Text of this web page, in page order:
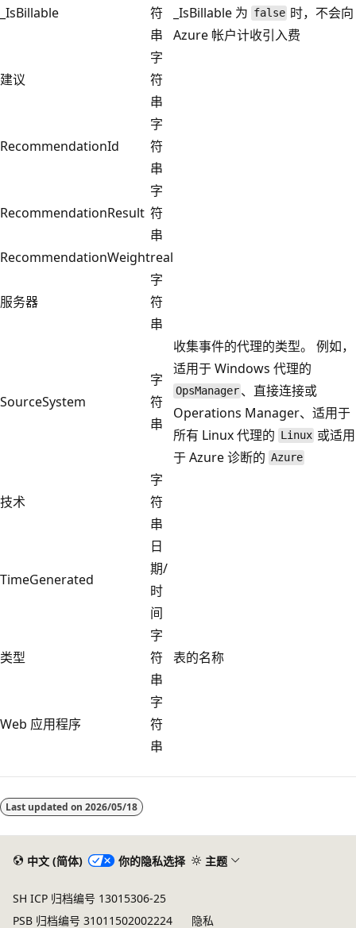
_IsBillable
符
串
_IsBillable 为 false 时，不会向
Azure 帐户计收引入费
建议
字
符
串
RecommendationId
字
符
串
RecommendationResult
字
符
串
RecommendationWeightreal
服务器
字
符
串
SourceSystem
字
符
串
收集事件的代理的类型。 例如，
适用于 Windows 代理的
OpsManager 、直接连接或
Operations Manager、适用于
所有 Linux 代理的 Linux 或适用
于 Azure 诊断的 Azure
技术
字
符
串
TimeGenerated
日
期/
时
间
类型
字
符
串
表的名称
Web 应用程序
字
符
串
模
式
Last updated on 2026/05/18
中文 (简体) 你的隐私选择 主题
SH ICP 归档编号 13015306-25
PSB 归档编号 31011502002224
隐私